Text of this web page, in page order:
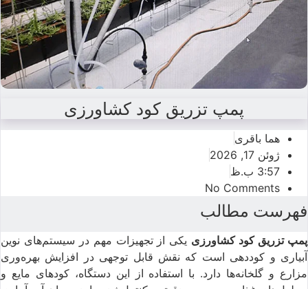
پمپ تزریق کود کشاورزی
هما باقری
ژوئن 17, 2026
3:57 ب.ظ
No Comments
فهرست مطالب
پمپ تزریق کود کشاورزییکی از تجهیزات مهم در سیستم‌های نوین
آبیاری و کوددهی است که نقش قابل توجهی در افزایش بهره‌وری
مزارع و گلخانه‌ها دارد. با استفاده از این دستگاه، کودهای مایع و